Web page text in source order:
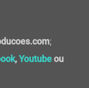
;
,Youtubeou